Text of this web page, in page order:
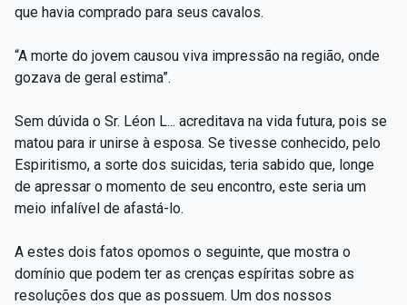
que havia comprado para seus cavalos.
“A morte do jovem causou viva impressão na região, onde
gozava de geral estima”.
Sem dúvida o Sr. Léon L... acreditava na vida futura, pois se
matou para ir unirse à esposa. Se tivesse conhecido, pelo
Espiritismo, a sorte dos suicidas, teria sabido que, longe
de apressar o momento de seu encontro, este seria um
meio infalível de afastá-lo.
A estes dois fatos opomos o seguinte, que mostra o
domínio que podem ter as crenças espíritas sobre as
resoluções dos que as possuem. Um dos nossos